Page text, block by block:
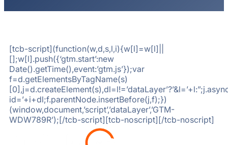
[tcb-script](function(w,d,s,l,i){w[l]=w[l]||
[];w[l].push({‘gtm.start’:new
Date().getTime(),event:’gtm.js’});var
f=d.getElementsByTagName(s)
id=’+i+dl;f.parentNode.insertBefore(j,f);})
(window,document,’script’,’dataLayer’,’GTM-
WDW789R’);[/tcb-script][tcb-noscript][/tcb-noscript]